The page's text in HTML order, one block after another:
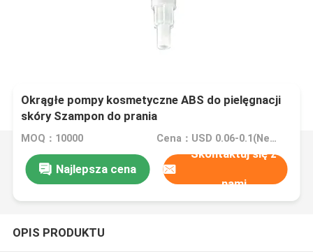
Okrągłe pompy kosmetyczne ABS do pielęgnacji
skóry Szampon do prania
MOQ：10000 Cena：USD 0.06-0.1(Negotionable)
Najlepsza cena
Skontaktuj się z
nami
OPIS PRODUKTU